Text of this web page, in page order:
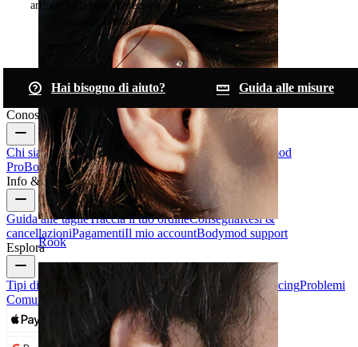
Rook
articoli nella loro confezione
originale intatta
Hai bisogno di aiuto?
Guida alle misure
Conosci Bodymod
Chi siamo BlogTermini & condizioniContattaci
Bodymod
ProBodymod CreatorsRecensioni Bodymod
Info & Aiuto
Guida alle taglieTraccia il tuo ordineConsegnaResi &
cancellazioniPagamentiIl mio accountBodymod support
Esplora
Tipi di Gioielli da Piercing Materiali dei gioielli da piercingProblemi
Comuni Dei Piercing e Cura